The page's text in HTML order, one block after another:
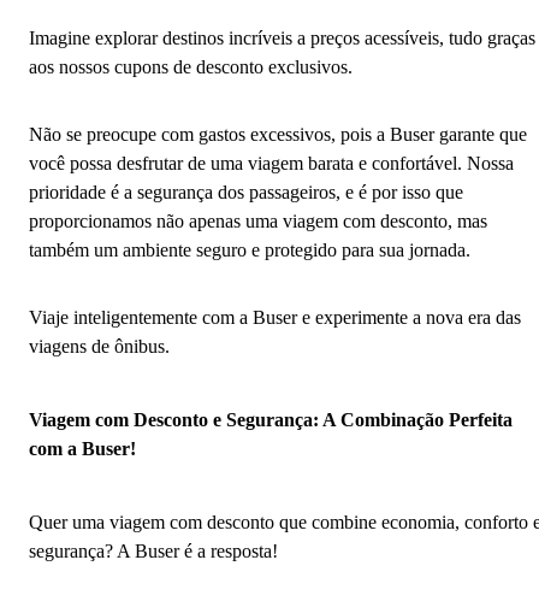
Imagine explorar destinos incríveis a preços acessíveis, tudo graças
aos nossos cupons de desconto exclusivos.
Não se preocupe com gastos excessivos, pois a Buser garante que
você possa desfrutar de uma viagem barata e confortável. Nossa
prioridade é a segurança dos passageiros, e é por isso que
proporcionamos não apenas uma viagem com desconto, mas
também um ambiente seguro e protegido para sua jornada.
Viaje inteligentemente com a Buser e experimente a nova era das
viagens de ônibus.
Viagem com Desconto e Segurança: A Combinação Perfeita
com a Buser!
Quer uma viagem com desconto que combine economia, conforto
segurança? A Buser é a resposta!